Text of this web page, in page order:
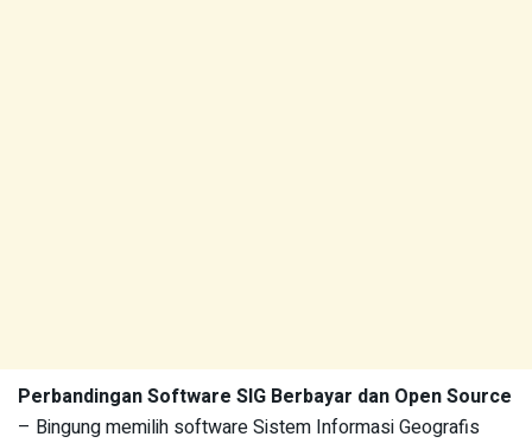
Perbandingan Software SIG Berbayar dan Open Source
– Bingung memilih software Sistem Informasi Geografis